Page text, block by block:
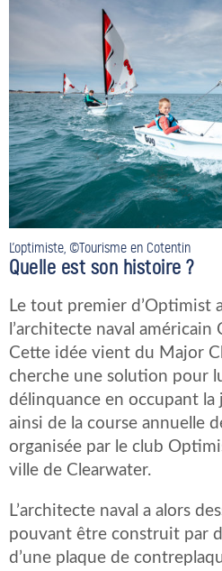
L’optimiste, ©Tourisme en Cotentin
Quelle est son histoire ?
Le tout premier d’Optimist
l’architecte naval
Cette idée vient du Major
cherche une solution pour
délinquance en occupant la
ainsi de la course annuelle
organisée par le club
ville de Clearwater.
L’architecte naval a alors
pouvant être construit par
d’une plaque de